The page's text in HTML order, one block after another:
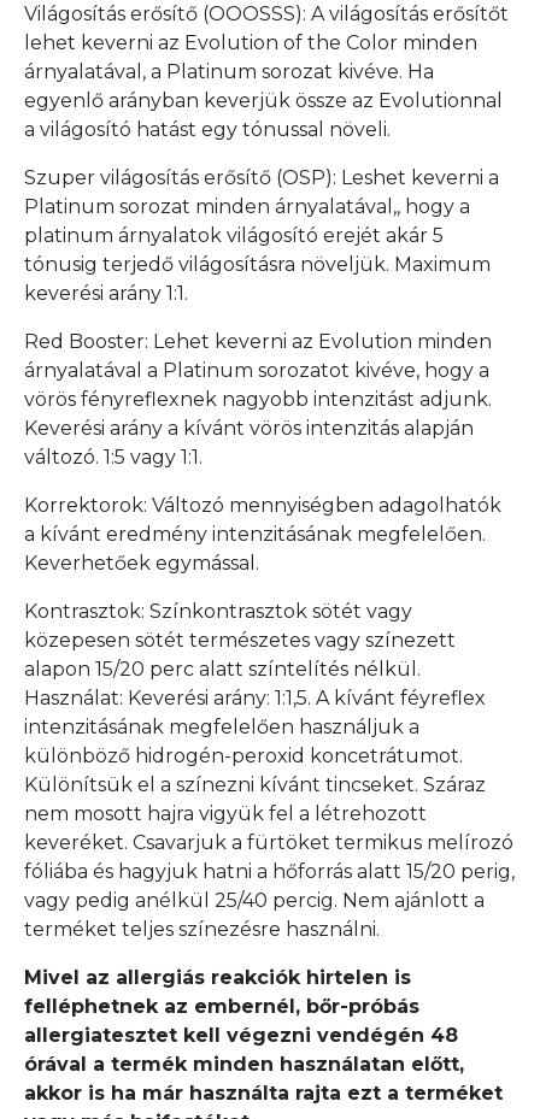
Világosítás erősítő (OOOSSS): A világosítás erősítőt
lehet keverni az Evolution of the Color minden
árnyalatával, a Platinum sorozat kivéve. Ha
egyenlő arányban keverjük össze az Evolutionnal
a világosító hatást egy tónussal növeli.
Szuper világosítás erősítő (OSP): Leshet keverni a
Platinum sorozat minden árnyalatával,, hogy a
platinum árnyalatok világosító erejét akár 5
tónusig terjedő világosításra növeljük. Maximum
keverési arány 1:1.
Red Booster: Lehet keverni az Evolution minden
árnyalatával a Platinum sorozatot kivéve, hogy a
vörös fényreflexnek nagyobb intenzitást adjunk.
Keverési arány a kívánt vörös intenzitás alapján
változó. 1:5 vagy 1:1.
Korrektorok: Változó mennyiségben adagolhatók
a kívánt eredmény intenzitásának megfelelően.
Keverhetőek egymással.
Kontrasztok: Színkontrasztok sötét vagy
közepesen sötét természetes vagy színezett
alapon 15/20 perc alatt színtelítés nélkül.
Használat: Keverési arány: 1:1,5. A kívánt féyreflex
intenzitásának megfelelően használjuk a
különböző hidrogén-peroxid koncetrátumot.
Különítsük el a színezni kívánt tincseket. Száraz
nem mosott hajra vigyük fel a létrehozott
keveréket. Csavarjuk a fürtöket termikus melírozó
fóliába és hagyjuk hatni a hőforrás alatt 15/20 perig,
vagy pedig anélkül 25/40 percig. Nem ajánlott a
terméket teljes színezésre használni.
Mivel az allergiás reakciók hirtelen is
felléphetnek az embernél, bőr-próbás
allergiatesztet kell végezni vendégén 48
órával a termék minden használatan előtt,
akkor is ha már használta rajta ezt a terméket